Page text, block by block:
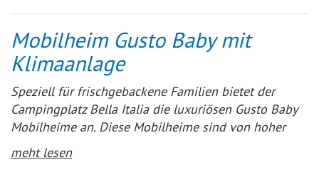
Mobilheim Gusto Baby mit
Klimaanlage
Speziell für frischgebackene Familien bietet der
Campingplatz Bella Italia die luxuriösen Gusto Baby
Mobilheime an. Diese Mobilheime sind von hoher
Qualität, luxuriös eingerichtet und mit
Babyausstattung versehen. Das Babyzimmer kann
meht lesen